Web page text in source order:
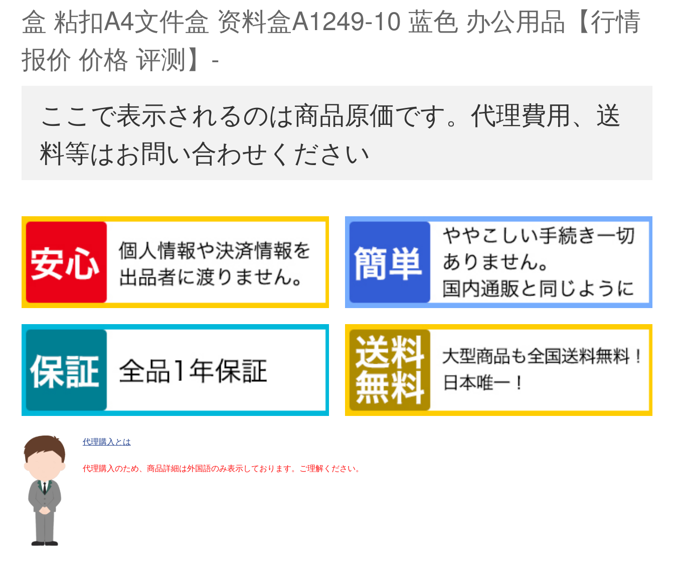
盒 粘扣A4文件盒 资料盒A1249-10 蓝色 办公用品【行情
报价 价格 评测】-
ここで表示されるのは商品原価です。代理費用、送
料等はお問い合わせください
代理購入とは
代理購入のため、商品詳細は外国語のみ表示しております。ご理解ください。